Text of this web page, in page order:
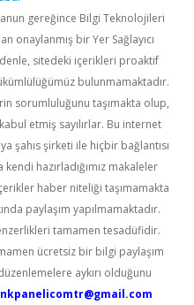
gereğince Bilgi Teknolojileri
onaylanmış bir Yer Sağlayıcı
sitedeki içerikleri proaktif
bulunmamaktadır.
sorumluluğunu taşımakta olup,
etmiş sayılırlar. Bu internet
şahıs şirketi ile hiçbir bağlantısı
hazırladığımız makaleler
haber niteliği taşımamakta
paylaşım yapılmamaktadır.
tamamen tesadüfidir.
ücretsiz bir bilgi paylaşım
aykırı olduğunu